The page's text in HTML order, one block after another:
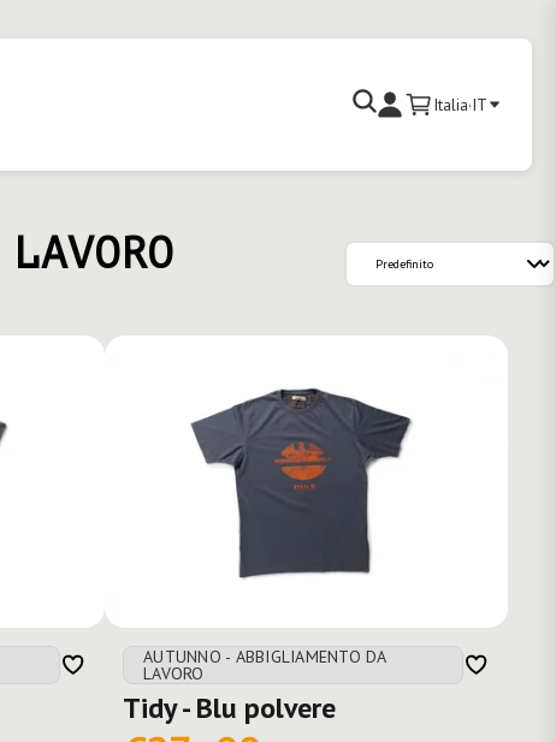
Cerca
AccediCarrello
Italia·IT
AUTUNNO - ABBIGLIAMENTO DA
LAVORO
Tidy - Blu polvere